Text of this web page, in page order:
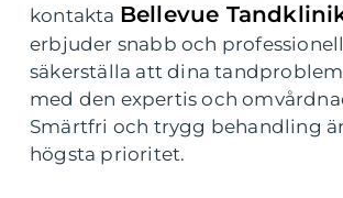
kontakta Bellevue
erbjuder snabb och
säkerställa att dina
med den expertis och
Smärtfri och trygg behandling
högsta prioritet.